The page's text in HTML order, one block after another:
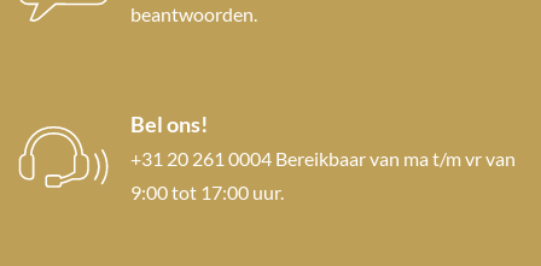
beantwoorden.
Bel ons!
+31 20 261 0004 Bereikbaar van ma t/m vr van
9:00 tot 17:00 uur.